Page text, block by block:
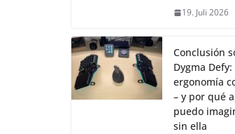
19. Juli 2026
Conclusión
Dygma Defy:
ergonomía
– y por qué
puedo
sin ella